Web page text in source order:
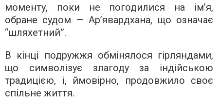
моменту, поки не погодилися на ім’я,
обране судом — Ар’явардхана, що означає
“шляхетний”.
В кінці подружжя обмінялося гірляндами,
що символізує злагоду за індійською
традицією, і, ймовірно, продовжило своє
спільне життя.